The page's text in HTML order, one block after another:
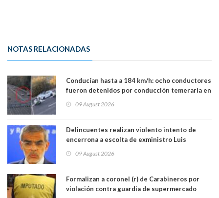
NOTAS RELACIONADAS
Conducían hasta a 184 km/h: ocho conductores
fueron detenidos por conducción temeraria en
09 August 2026
Delincuentes realizan violento intento de
encerrona a escolta de exministro Luis
Lo Espejo
09 August 2026
Formalizan a coronel (r) de Carabineros por
violación contra guardia de supermercado